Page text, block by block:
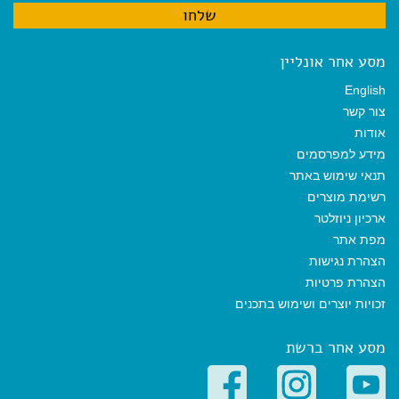
מסע אחר אונליין
English
צור קשר
אודות
מידע למפרסמים
תנאי שימוש באתר
רשימת מוצרים
ארכיון ניוזלטר
מפת אתר
הצהרת נגישות
הצהרת פרטיות
זכויות יוצרים ושימוש בתכנים
מסע אחר ברשת